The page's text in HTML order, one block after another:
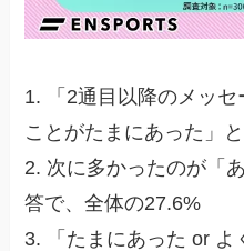
1. 「2通目以降のメッ
ことがたまにあった」
2. 次に多かったのが「
答で、全体の27.6%
3. 「たまにあった or よ